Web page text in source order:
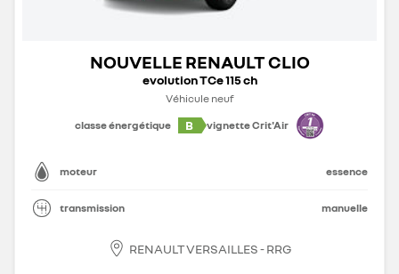
NOUVELLE RENAULT CLIO
evolution TCe 115 ch
Véhicule neuf
classe énergétique
B vignette Crit'Air
moteur essence
transmission manuelle
RENAULT VERSAILLES - RRG